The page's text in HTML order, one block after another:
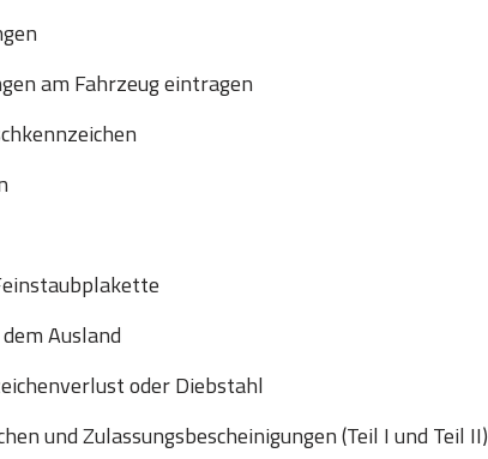
am Fahrzeug eintragen
Ausland
oder Diebstahl
und Zulassungsbescheinigungen (Teil I und Teil II)